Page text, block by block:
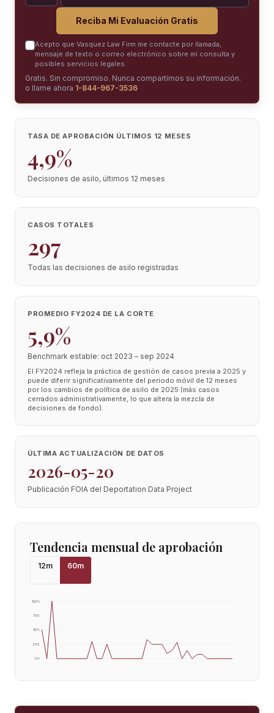
Reciba Mi Evaluación Gratis
Acepto que Vasquez Law Firm me contacte por llamada,
mensaje de texto o correo electrónico sobre mi consulta y
posibles servicios legales.
Gratis. Sin compromiso. Nunca compartimos su información.
o llame ahora 1-844-967-3536
TASA DE APROBACIÓN ÚLTIMOS 12 MESES
4,9%
Decisiones de asilo, últimos 12 meses
CASOS TOTALES
297
Todas las decisiones de asilo registradas
PROMEDIO FY2024 DE LA CORTE
5,9%
Benchmark estable: oct 2023 – sep 2024
El FY2024 refleja la práctica de gestión de casos previa a 2025 y
puede diferir significativamente del periodo móvil de 12 meses
por los cambios de política de asilo de 2025 (más casos
cerrados administrativamente, lo que altera la mezcla de
decisiones de fondo).
ÚLTIMA ACTUALIZACIÓN DE DATOS
2026-05-20
Publicación FOIA del Deportation Data Project
Tendencia mensual de aprobación
12m 60m
0%
25%
50%
75%
100%